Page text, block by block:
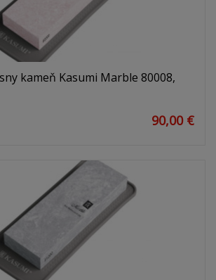
kameň Kasumi Marble 80008,
90,00 €